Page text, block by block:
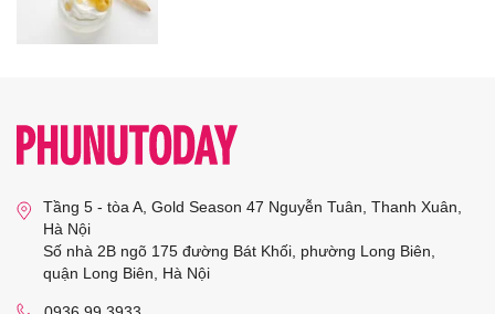
Tầng 5 - tòa A, Gold Season 47 Nguyễn Tuân, Thanh Xuân,
Hà Nội
Số nhà 2B ngõ 175 đường Bát Khối, phường Long Biên,
quận Long Biên, Hà Nội